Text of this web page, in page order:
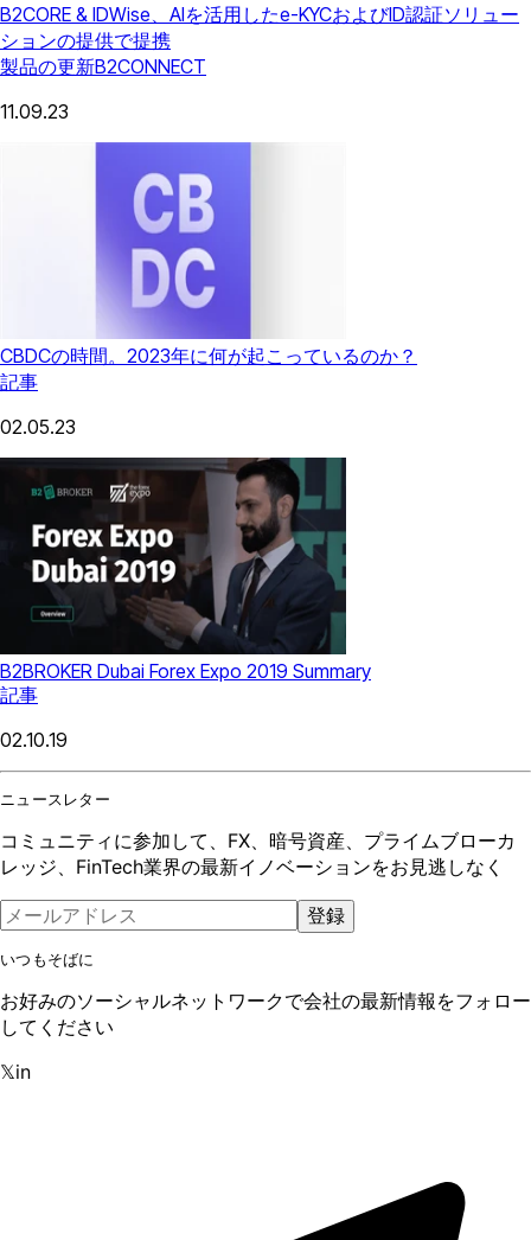
B2CORE & IDWise、AIを活用したe-KYCおよびID認証ソリュー
ションの提供で提携
製品の更新B2CONNECT
11.09.23
CBDCの時間。2023年に何が起こっているのか？
記事
02.05.23
B2BROKER Dubai Forex Expo 2019 Summary
記事
02.10.19
ニュースレター
コミュニティに参加して、FX、暗号資産、プライムブローカ
レッジ、FinTech業界の最新イノベーションをお見逃しなく
登録
いつもそばに
お好みのソーシャルネットワークで会社の最新情報をフォロー
してください
𝕏in